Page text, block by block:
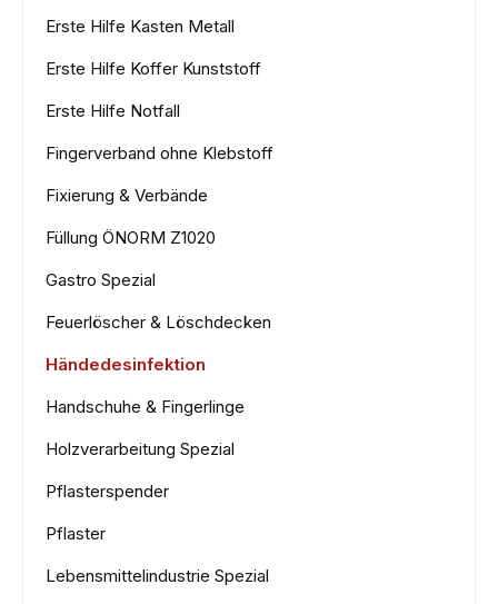
Erste Hilfe Kasten Metall
Erste Hilfe Koffer Kunststoff
Erste Hilfe Notfall
Fingerverband ohne Klebstoff
Fixierung & Verbände
Füllung ÖNORM Z1020
Gastro Spezial
Feuerlöscher & Löschdecken
Händedesinfektion
Handschuhe & Fingerlinge
Holzverarbeitung Spezial
Pflasterspender
Pflaster
Lebensmittelindustrie Spezial